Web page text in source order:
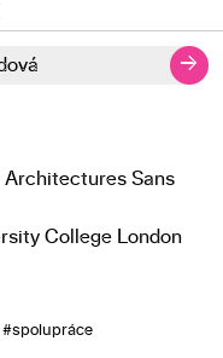
→
Architectures Sans
College London